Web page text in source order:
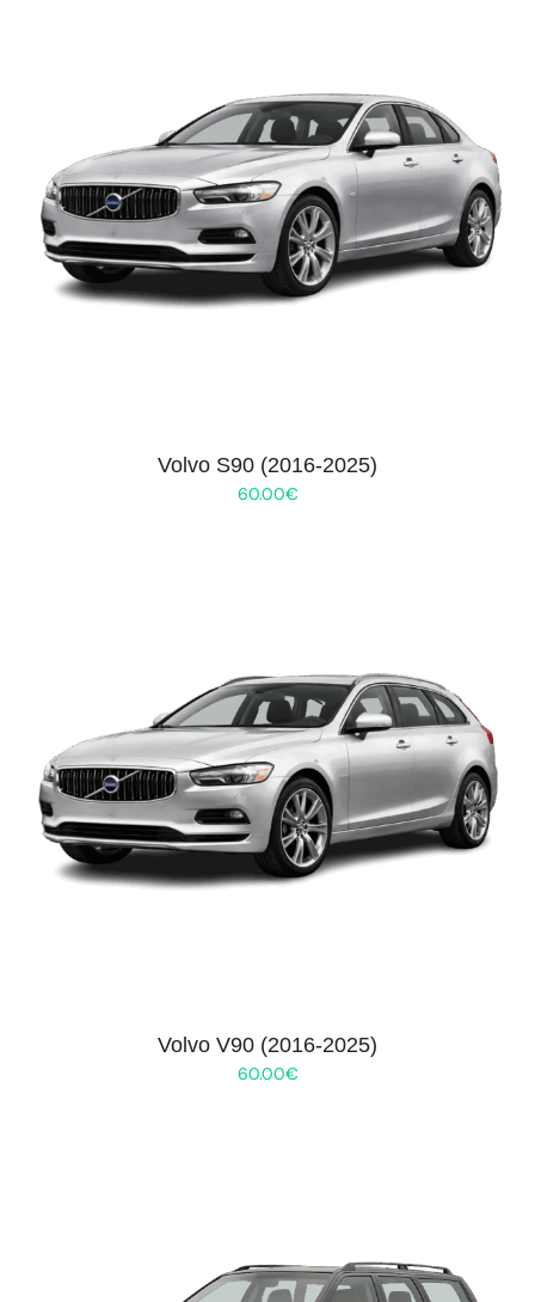
Volvo S90 (2016-2025)
60.00€
Volvo V90 (2016-2025)
60.00€